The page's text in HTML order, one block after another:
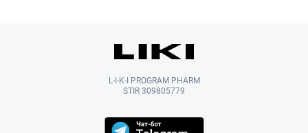
L-I-K-I PROGRAM PHARM
STIR 309805779